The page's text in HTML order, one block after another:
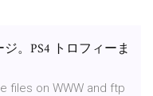
。PS4 トロフィーま
files on WWW and ftp